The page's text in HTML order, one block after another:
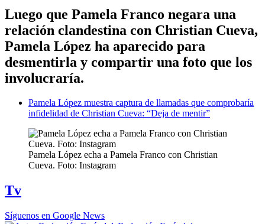
Luego que Pamela Franco negara una
relación clandestina con Christian Cueva,
Pamela López ha aparecido para
desmentirla y compartir una foto que los
involucraría.
Pamela López muestra captura de llamadas que comprobaría
infidelidad de Christian Cueva: “Deja de mentir”
Pamela López echa a Pamela Franco con Christian
Cueva. Foto: Instagram
Tv
Síguenos en Google News